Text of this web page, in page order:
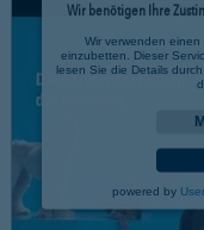
Wir benötigen Ihre
Wir verwenden
einzubetten. Dieser
lesen Sie die Details
powered by